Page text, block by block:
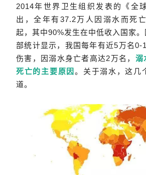
2014年世界卫生组织发表的《全
出，全年有37.2万人因溺水而死
起，其中90%发生在中低收入国家
部统计显示，我国每年有近5万名0-
伤害，因溺水身亡者高达2万名， 溺
死亡的主要原因。关于溺水，这几
道。